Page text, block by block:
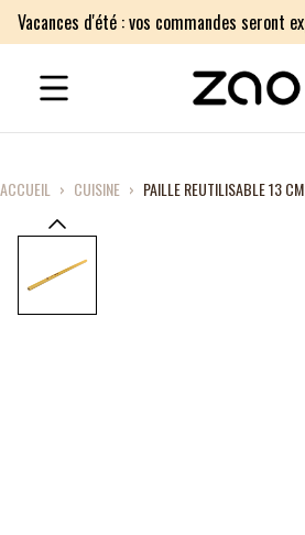
ACCUEIL › CUISINE › PAILLE REUTILISABLE 13 CM